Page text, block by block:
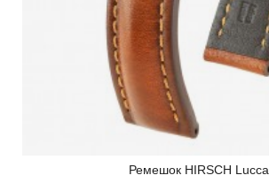
Ремешок HIRSCH Lucca